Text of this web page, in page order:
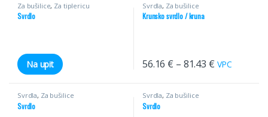
Za bušilice, Za tiplericu
Svrdlo
Na upit
Svrdla, Za bušilice
Krunsko svrdlo / kruna
56.16 € – 81.43 € VPC
Svrdla, Za bušilice
Svrdlo
Svrdla, Za bušilice
Svrdlo